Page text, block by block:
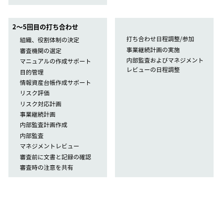
2〜5回目の打ち合わせ
組織、役割体制の決定
審査機関の選定
マニュアルの作成サポート
目的管理
情報資産台帳作成サポート
リスク評価
リスク対応計画
事業継続計画
内部監査計画作成
内部監査
マネジメントレビュー
審査前に文書と記録の確認
審査時の注意を共有
打ち合わせ日程調整/参加
事業継続計画の実施
内部監査およびマネジメント
レビューの日程調整